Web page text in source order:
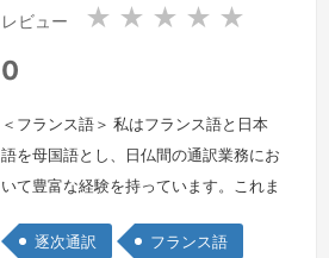
レビュー ★ ★ ★ ★ ★
0
＜フランス語＞ 私はフランス語と日本
語を母国語とし、日仏間の通訳業務にお
いて豊富な経験を持っています。これま
し、特に技術分野やビジネス分野での会
逐次通訳 フランス語